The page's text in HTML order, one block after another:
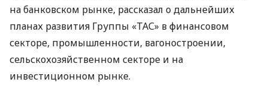
на банковском рынке, рассказал о дальнейших
планах развития Группы «ТАС» в финансовом
секторе, промышленности, вагоностроении,
сельскохозяйственном секторе и на
инвестиционном рынке.